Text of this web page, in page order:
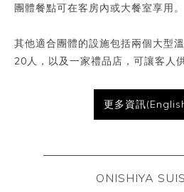
團體餐點可在客房內或大餐室享用。
其他適合團體的設施包括兩個大型
20人，以及一家禮品店，可讓客人
更多資訊
ONISHIYA